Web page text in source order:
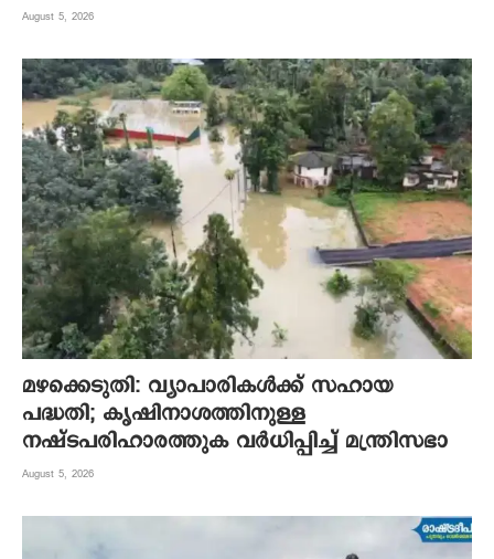
August 5, 2026
മഴക്കെടുതി: വ്യാപാരികൾക്ക് സഹായ
പദ്ധതി; കൃഷിനാശത്തിനുള്ള
നഷ്ടപരിഹാരത്തുക വർ‌ധിപ്പിച്ച് മന്ത്രിസഭാ
August 5, 2026